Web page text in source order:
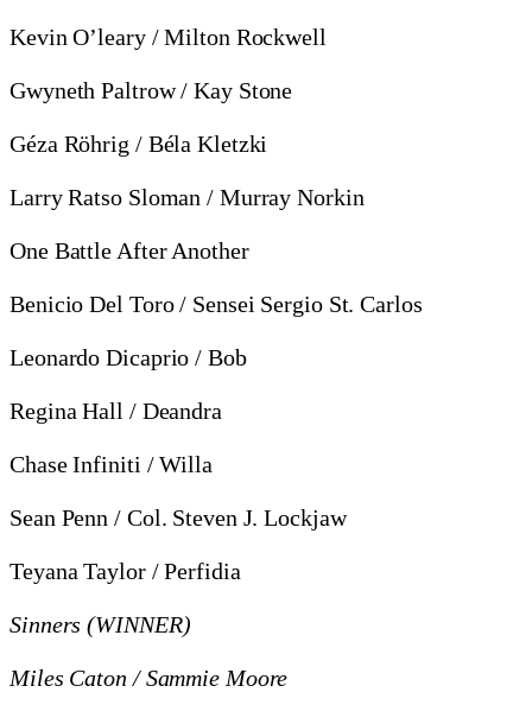
Kevin O’leary / Milton Rockwell
Gwyneth Paltrow / Kay Stone
Géza Röhrig / Béla Kletzki
Larry Ratso Sloman / Murray Norkin
One Battle After Another
Benicio Del Toro / Sensei Sergio St. Carlos
Leonardo Dicaprio / Bob
Regina Hall / Deandra
Chase Infiniti / Willa
Sean Penn / Col. Steven J. Lockjaw
Teyana Taylor / Perfidia
Sinners (WINNER)
Miles Caton / Sammie Moore